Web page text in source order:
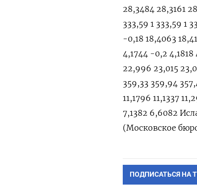
28,3484 28,3161
333,59 1 333,59 1
-0,18 18,4063
4,1744 -0,2
22,996 23,015
359,33 359,94
11,1796 11,1337
7,1382 6,6082
(Московское
ПОДПИСАТЬСЯ НА